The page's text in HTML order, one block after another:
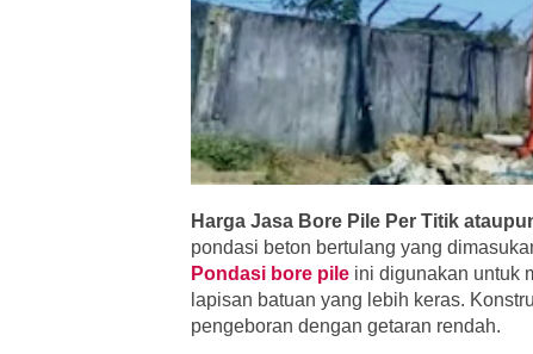
Harga Jasa Bore Pile Per Titik
pondasi beton bertulang yang
Pondasi bore pile ini digunakan untuk
lapisan batuan yang lebih keras.
pengeboran dengan getaran rendah.